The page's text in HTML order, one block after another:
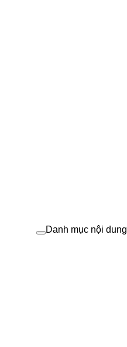
Danh mục nội dung